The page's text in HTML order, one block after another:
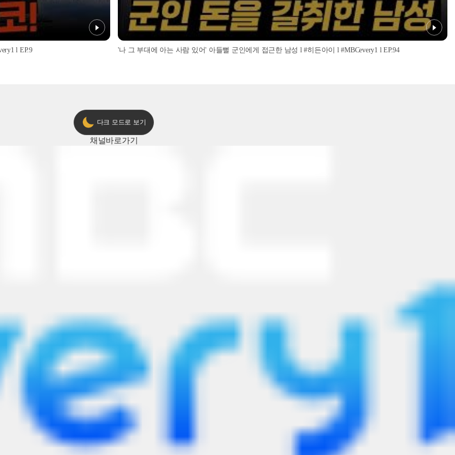
l EP.9 '나 그 부대에 아는 사람 있어' 아들뻘 군인에게 접근한 남성 l #히든아이 l #MBCevery1 l EP.94
다크 모드로 보기
채널바로가기